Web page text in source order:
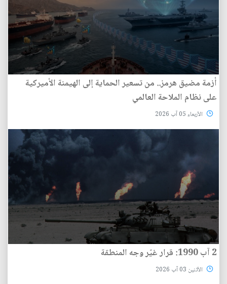
أزمة مضيق هرمز.. من تسعير الحماية إلى الهيمنة الأميركية
على نظام الملاحة العالمي
الأربعاء 05 آب 2026
2 آب 1990: قرار غيّر وجه المنطقة
الأثنين 03 آب 2026